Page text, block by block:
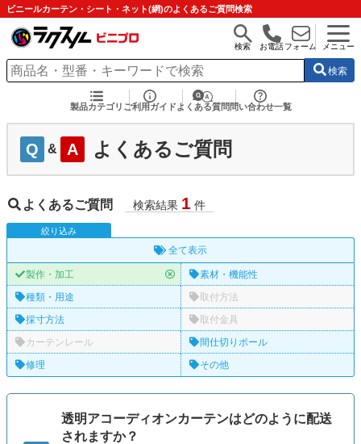
ビニールカーテン・シート・ネット(網)のよくあるご質問検索
検索 お電話フォーム メニュー
検索
製品カテゴリ ご利用ガイド よくある質問 問い合わせ一覧
Q & A よくあるご質問
よくあるご質問 検索結果 1 件
絞り込み
全て表示
製作・加工
素材・機能性
種類・用途
取付方法
採寸方法
取付金具
カーテンレール
間仕切りポール
修理
その他
透明アコーディオンカーテンはどのように配送
されますか？